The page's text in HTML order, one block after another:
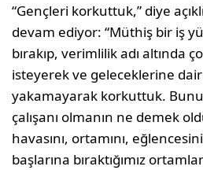
“Gençleri korkuttuk,” diye
devam ediyor: “Müthiş bir iş
bırakıp, verimlilik adı altında
isteyerek ve geleceklerine dair
yakamayarak korkuttuk.
çalışanı olmanın ne demek
havasını, ortamını,
başlarına bıraktığımız